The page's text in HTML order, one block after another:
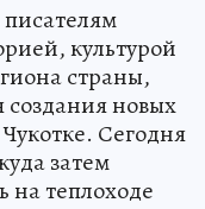
культурой
страны,
создания новых
Сегодня
затем
на теплоходе